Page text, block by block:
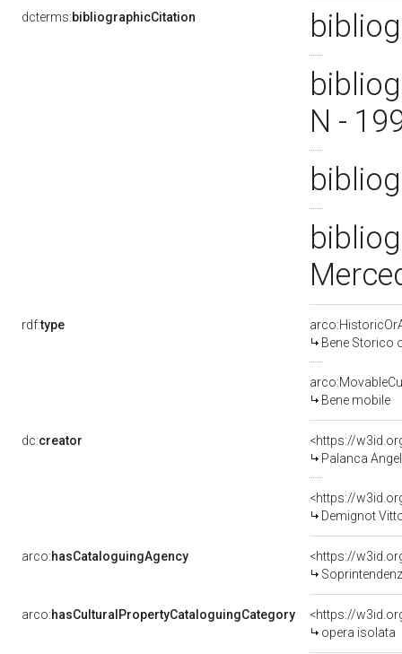
dcterms:bibliographicCitation
N -
rdf:type
Bene Storico
Bene mobile
dc:creator
<https://
Palanca
<https://
Demignot
arco:hasCataloguingAgency
<https://
arco:hasCulturalPropertyCataloguingCategory
<https://
opera isolata